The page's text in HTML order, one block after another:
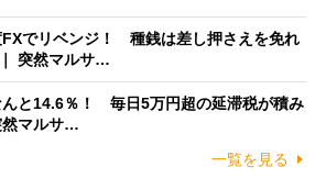
FXでリベンジ！ 種銭は差し押さえを免れ
突然マルサ…
んと14.6％！ 毎日5万円超の延滞税が積み
然マルサ…
一覧を見る